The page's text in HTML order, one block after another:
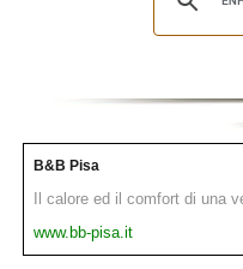
B&B Pisa
Il calore ed il comfort di una
www.bb-pisa.it